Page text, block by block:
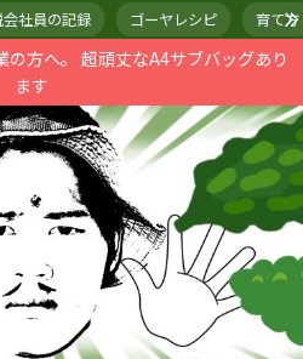
会社員の記録 ゴーヤレシピ 育て方
方へ。 超頑丈なA4サブバッグあり
ます